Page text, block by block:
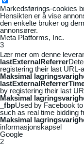
Markedsførings-cookies
Hensikten er å vise
den enkelte bruker og
annonsører.
Meta Platforms, Inc.
3
Lær mer om denne
lastExternalReferrer
registering their last URL-
Maksimal
by registering their last
Maksimal
_fbpUsed by Facebook
such as real time bidding
Maksimal
informasjonskapsel
Google
2